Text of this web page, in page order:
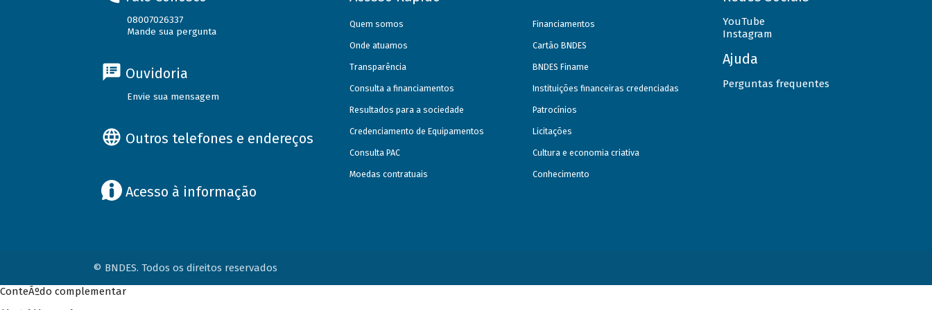
08007026337
Mande sua pergunta
Ouvidoria
Envie sua mensagem
Outros telefones e endereços
Acesso à informação
Quem somos
Onde atuamos
Transparência
Consulta a financiamentos
Resultados para a sociedade
Credenciamento de Equipamentos
Consulta PAC
Moedas contratuais
Financiamentos
Cartão BNDES
BNDES Finame
Instituições financeiras credenciadas
Patrocínios
Licitações
Cultura e economia criativa
Conhecimento
YouTube
Instagram
Ajuda
Perguntas frequentes
© BNDES. Todos os direitos reservados
ConteÃºdo complementar